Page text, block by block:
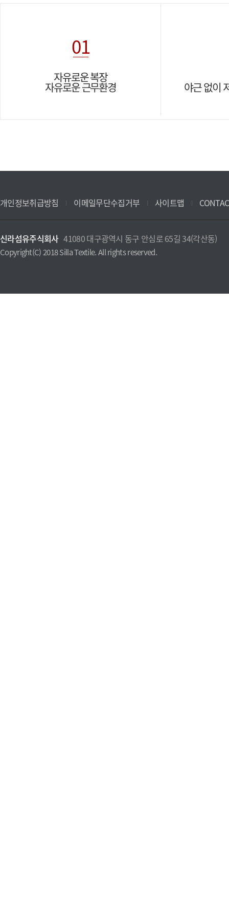
01
자유로운 복장
자유로운 근무환경 야근 없이
개인정보취급방침 이메일무단수집거부 사이트맵
신라섬유주식회사 41080 대구광역시 동구 안심로 65길 34(각산동)
Copyright(C) 2018 Silla Textile. All rights reserved.